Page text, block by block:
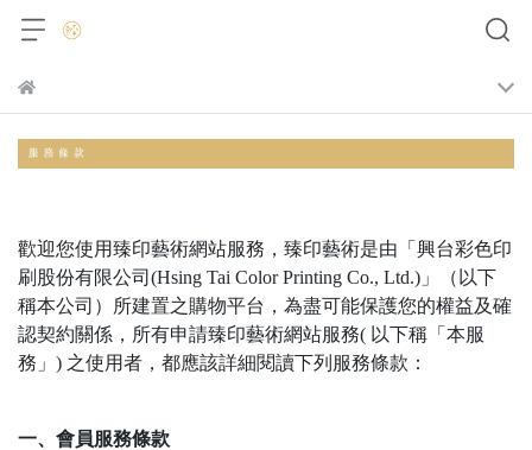
歡迎您使用臻印藝術網站服務，臻印藝術是由「興台彩色印
刷股份有限公司(Hsing Tai Color Printing Co., Ltd.)」（以下
稱本公司）所建置之購物平台，為盡可能保護您的權益及確
認契約關係，所有申請臻印藝術網站服務( 以下稱「本服
務」) 之使用者，都應該詳細閱讀下列服務條款：
一、會員服務條款